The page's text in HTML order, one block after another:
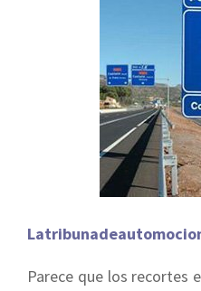
Parece que los recortes